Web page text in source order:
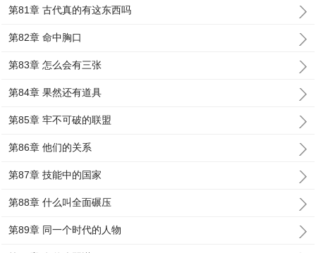
第81章 古代真的有这东西吗
第82章 命中胸口
第83章 怎么会有三张
第84章 果然还有道具
第85章 牢不可破的联盟
第86章 他们的关系
第87章 技能中的国家
第88章 什么叫全面碾压
第89章 同一个时代的人物